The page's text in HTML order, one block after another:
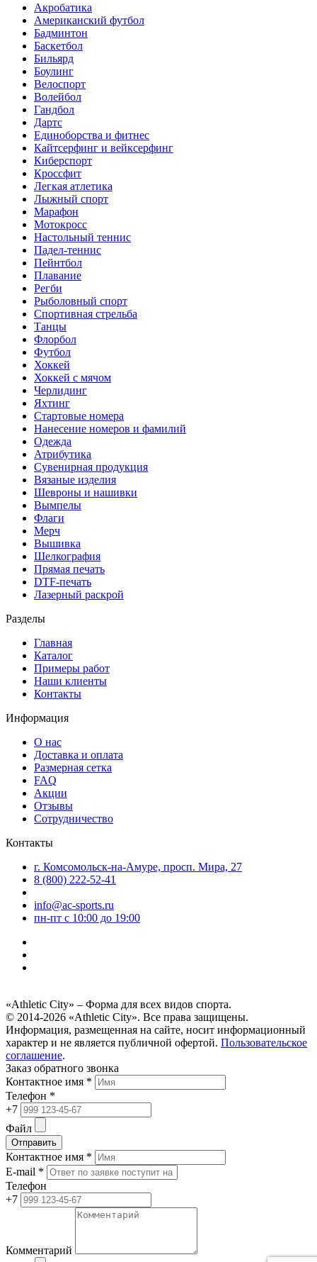
Акробатика
Американский футбол
Бадминтон
Баскетбол
Бильярд
Боулинг
Велоспорт
Волейбол
Гандбол
Дартс
Единоборства и фитнес
Кайтсерфинг и вейксерфинг
Киберспорт
Кроссфит
Легкая атлетика
Лыжный спорт
Марафон
Мотокросс
Настольный теннис
Падел-теннис
Пейнтбол
Плавание
Регби
Рыболовный спорт
Спортивная стрельба
Танцы
Флорбол
Футбол
Хоккей
Хоккей с мячом
Черлидинг
Яхтинг
Стартовые номера
Нанесение номеров и фамилий
Одежда
Атрибутика
Сувенирная продукция
Вязаные изделия
Шевроны и нашивки
Вымпелы
Флаги
Мерч
Вышивка
Шелкография
Прямая печать
DTF-печать
Лазерный раскрой
Разделы
Главная
Каталог
Примеры работ
Наши клиенты
Контакты
Информация
О нас
Доставка и оплата
Размерная сетка
FAQ
Акции
Отзывы
Сотрудничество
Контакты
г. Комсомольск-на-Амуре, просп. Мира, 27
8 (800) 222-52-41
info@ac-sports.ru
пн-пт c 10:00 до 19:00
«Athletic City» – Форма для всех видов спорта.
© 2014-2026 «Athletic City». Все права защищены.
Информация, размещенная на сайте, носит информационный
характер и не является публичной офертой. Пользовательское
соглашение.
Заказ обратного звонка
Контактное имя *
Телефон *
+7
Файл
Отправить
Контактное имя *
E-mail *
Телефон
+7
Комментарий